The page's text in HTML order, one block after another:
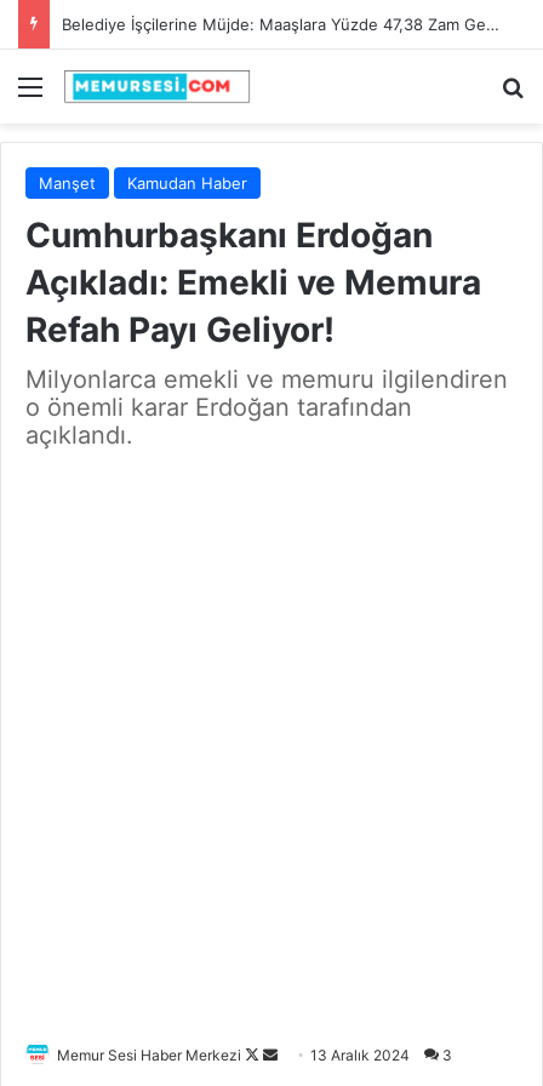
Adana Büyükşehir Belediyesi 90 İtfaiye Eri Alacak! Son Başvuru Tarihi 28 Şubat 2025
Menü
Manşet Kamudan Haber
Cumhurbaşkanı Erdoğan
Açıkladı: Emekli ve Memura
Refah Payı Geliyor!
Milyonlarca emekli ve memuru ilgilendiren
o önemli karar Erdoğan tarafından
açıklandı.
Memur Sesi Haber Merkezi
F
13 Aralık 2024 3